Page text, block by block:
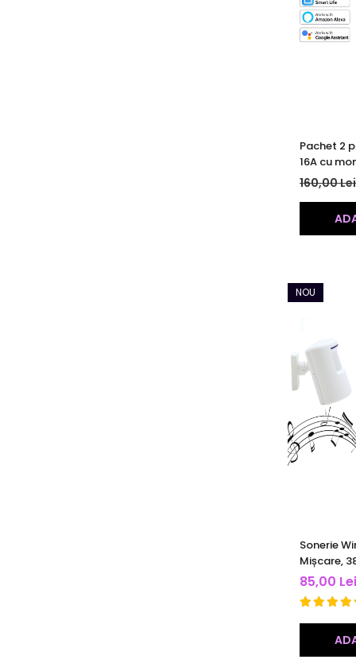
Pachet 2
16A cu
160,00
NOU
Sonerie
Mișcare,
Volum
433 MHz,
85,00 Lei